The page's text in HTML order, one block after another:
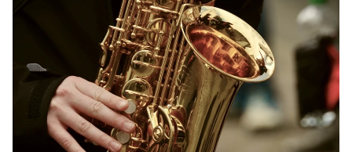
La Gazette du concert
Participation culturelle
Orchestre et musiciens